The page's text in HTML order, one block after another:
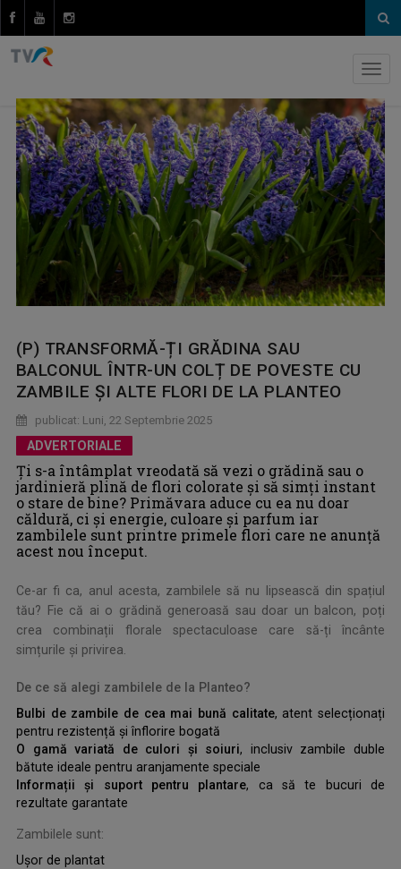
(P) TRANSFORMĂ-ȚI GRĂDINA SAU
BALCONUL ÎNTR-UN COLȚ DE POVESTE CU
ZAMBILE ȘI ALTE FLORI DE LA PLANTEO
publicat: Luni, 22 Septembrie 2025
ADVERTORIALE
Ți s-a întâmplat vreodată să vezi o grădină sau o
jardinieră plină de flori colorate și să simți instant
o stare de bine? Primăvara aduce cu ea nu doar
căldură, ci și energie, culoare și parfum iar
zambilele sunt printre primele flori care ne anunță
acest nou început.
Ce-ar fi ca, anul acesta, zambilele să nu lipsească din spațiul
tău? Fie că ai o grădină generoasă sau doar un balcon, poți
crea combinații florale spectaculoase care să-ți încânte
simțurile și privirea.
De ce să alegi zambilele de la Planteo?
Bulbi de zambile de cea mai bună calitate, atent selecționați
pentru rezistență și înflorire bogată
O gamă variată de culori și soiuri, inclusiv zambile duble
bătute ideale pentru aranjamente speciale
Informații și suport pentru plantare, ca să te bucuri de
rezultate garantate
Zambilele sunt:
Ușor de plantat